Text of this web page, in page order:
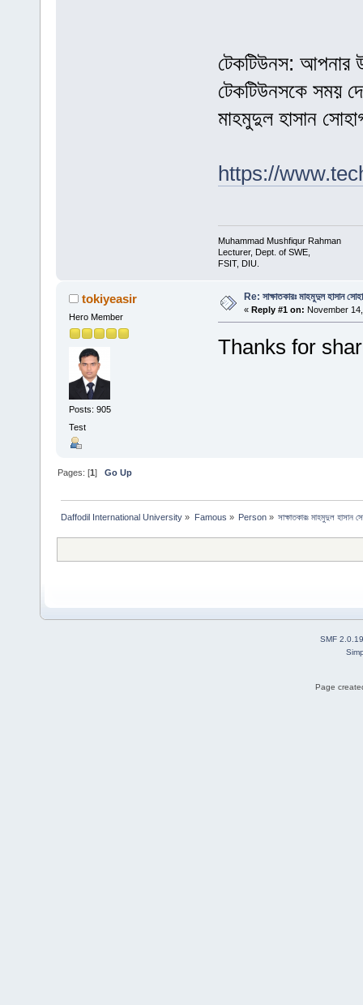
টেকটিউনস: আপনার
টেকটিউনসকে সময়
মাহমুদুল হাসান
https://
Muhammad Mushfiqur Rahman
Lecturer, Dept. of SWE,
FSIT, DIU.
tokiyeasir
Hero Member
Posts: 905
Test
Re: সাক্ষাতকারঃ মাহমুদুল হাসান
« Reply #1 on: November
Thanks for
Pages: [1]Go Up
Daffodil International University » Famous » Person» সাক্ষাতকারঃ মাহমুদুল হাসান
SMF 2.0.19
Page